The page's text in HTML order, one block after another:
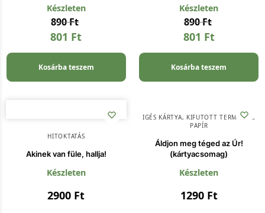
Készleten
890Ft
801 Ft
Kosárba teszem
Készleten
890Ft
801 Ft
Kosárba teszem
HITOKTATÁS
Akinek van füle, hallja!
Készleten
2900 Ft
IGÉS KÁRTYA, KIFUTOTT TERMÉKEK,
PAPÍR
Áldjon meg téged az Úr!
(kártyacsomag)
Készleten
1290 Ft